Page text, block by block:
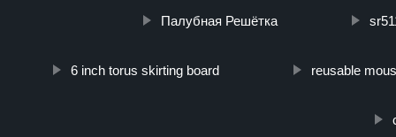
Палубная Решётка
6 inch torus skirting board reusable